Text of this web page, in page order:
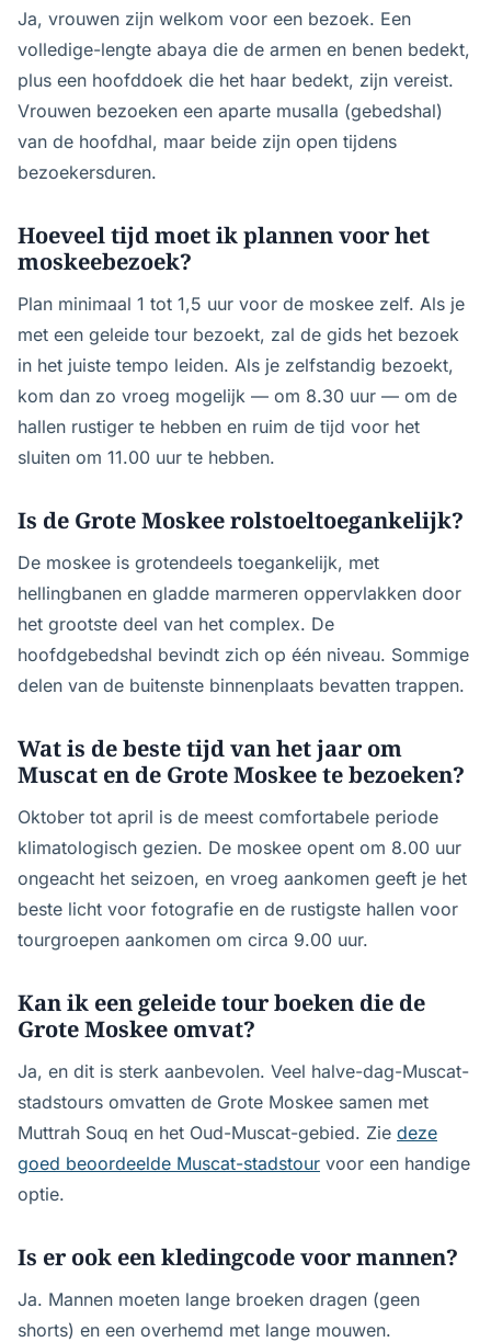
Ja, vrouwen zijn welkom voor een bezoek. Een
volledige-lengte abaya die de armen en benen bedekt,
plus een hoofddoek die het haar bedekt, zijn vereist.
Vrouwen bezoeken een aparte musalla (gebedshal)
van de hoofdhal, maar beide zijn open tijdens
bezoekersduren.
Hoeveel tijd moet ik plannen voor het
moskeebezoek?
Plan minimaal 1 tot 1,5 uur voor de moskee zelf. Als je
met een geleide tour bezoekt, zal de gids het bezoek
in het juiste tempo leiden. Als je zelfstandig bezoekt,
kom dan zo vroeg mogelijk — om 8.30 uur — om de
hallen rustiger te hebben en ruim de tijd voor het
sluiten om 11.00 uur te hebben.
Is de Grote Moskee rolstoeltoegankelijk?
De moskee is grotendeels toegankelijk, met
hellingbanen en gladde marmeren oppervlakken door
het grootste deel van het complex. De
hoofdgebedshal bevindt zich op één niveau. Sommige
delen van de buitenste binnenplaats bevatten trappen.
Wat is de beste tijd van het jaar om
Muscat en de Grote Moskee te bezoeken?
Oktober tot april is de meest comfortabele periode
klimatologisch gezien. De moskee opent om 8.00 uur
ongeacht het seizoen, en vroeg aankomen geeft je het
beste licht voor fotografie en de rustigste hallen voor
tourgroepen aankomen om circa 9.00 uur.
Kan ik een geleide tour boeken die de
Grote Moskee omvat?
Ja, en dit is sterk aanbevolen. Veel halve-dag-Muscat-
stadstours omvatten de Grote Moskee samen met
Muttrah Souq en het Oud-Muscat-gebied. Zie deze
goed beoordeelde Muscat-stadstour voor een handige
optie.
Is er ook een kledingcode voor mannen?
Ja. Mannen moeten lange broeken dragen (geen
shorts) en een overhemd met lange mouwen.